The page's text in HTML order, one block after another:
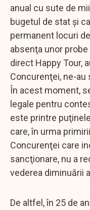
anual cu sute de
bugetul de stat şi
permanent locuri
absenţa unor
direct Happy Tour,
Concurenţei, ne-
În acest moment,
legale pentru
este printre
care, în urma
Concurenţei care
sancţionare, nu a
vederea diminuării
De altfel, în 25 de